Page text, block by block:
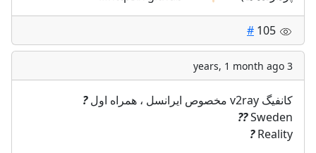
#
3 years, 1 month ago
کانفیگ v2ray مخصوص ایرانسل ، همراه اول
?
Sweden
??
Reality
?